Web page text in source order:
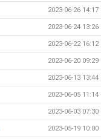
2023-06-26 14:17
2023-06-24 13:26
2023-06-22 16:12
2023-06-20 09:29
2023-06-13 13:44
2023-06-05 11:14
2023-06-03 07:30
2023-05-19 10:00